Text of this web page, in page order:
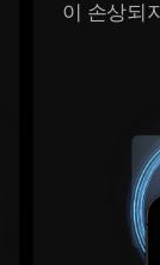
이 손상되